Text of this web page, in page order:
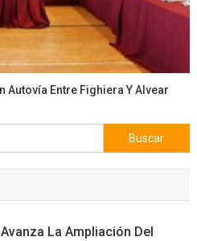
Autovía Entre Fighiera Y Alvear
Buscar:
La Ampliación Del